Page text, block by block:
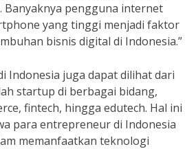
Banyaknya pengguna internet
yang tinggi menjadi faktor
bisnis digital di Indonesia.”
Indonesia juga dapat dilihat dari
startup di berbagai bidang,
fintech, hingga edutech. Hal ini
para entrepreneur di Indonesia
memanfaatkan teknologi